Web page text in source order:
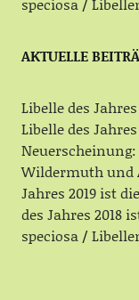
AKTUELLE
Libelle des
Libelle des
Wildermuth und
Jahres 2019 ist
des Jahres 2018
speciosa